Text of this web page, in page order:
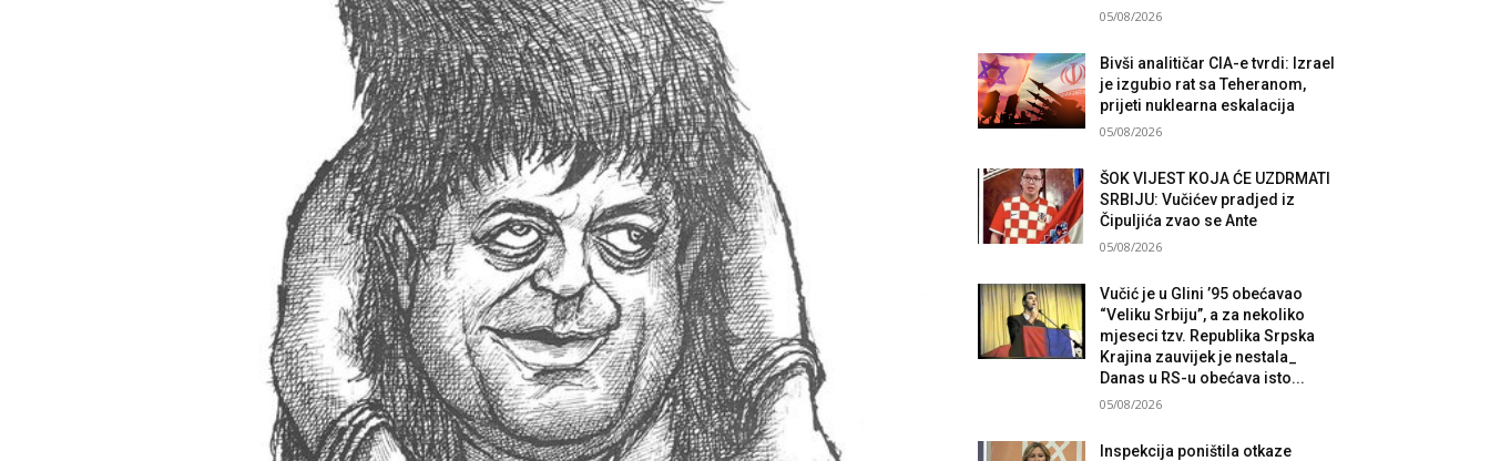
05/08/2026
Bivši analitičar CIA-e tvrdi: Izrael
je izgubio rat sa Teheranom,
prijeti nuklearna eskalacija
05/08/2026
ŠOK VIJEST KOJA ĆE UZDRMATI
SRBIJU: Vučićev pradjed iz
Čipuljića zvao se Ante
05/08/2026
Vučić je u Glini ’95 obećavao
“Veliku Srbiju”, a za nekoliko
mjeseci tzv. Republika Srpska
Krajina zauvijek je nestala_
Danas u RS-u obećava isto...
05/08/2026
Inspekcija poništila otkaze